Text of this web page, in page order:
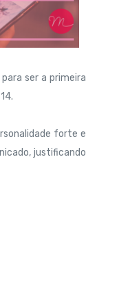
ser a primeira
forte e
justificando